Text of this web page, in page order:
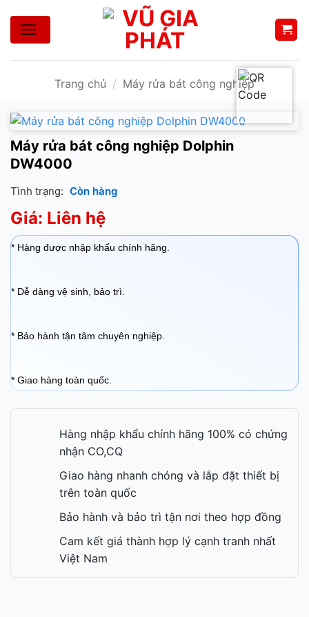
nội
Trang chủ / Máy rửa bát công nghiệp
Máy rửa bát công nghiệp Dolphin
DW4000
Tình trạng: Còn hàng
Giá: Liên hệ
* Hàng được nhập khẩu chính hãng.
* Dễ dàng vệ sinh, bảo trì.
* Bảo hành tận tâm chuyên nghiệp.
* Giao hàng toàn quốc.
Hàng nhập khẩu chính hãng 100% có chứng
nhận CO,CQ
Giao hàng nhanh chóng và lắp đặt thiết bị
trên toàn quốc
Bảo hành và bảo trì tận nơi theo hợp đồng
Cam kết giá thành hợp lý cạnh tranh nhất
Việt Nam